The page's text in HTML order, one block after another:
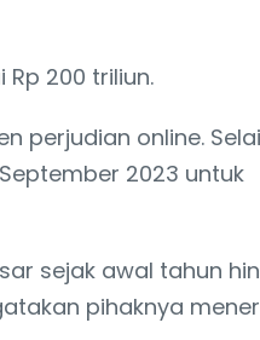
200 triliun.
perjudian online.
2023 untuk
sejak awal tahun
pihaknya